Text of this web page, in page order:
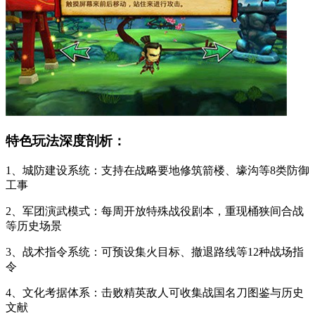
特色玩法深度剖析：
1、城防建设系统：支持在战略要地修筑箭楼、壕沟等8类防御
工事
2、军团演武模式：每周开放特殊战役剧本，重现桶狭间合战
等历史场景
3、战术指令系统：可预设集火目标、撤退路线等12种战场指
令
4、文化考据体系：击败精英敌人可收集战国名刀图鉴与历史
文献